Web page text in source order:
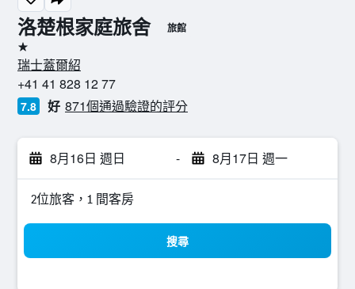
洛楚根家庭旅舍 旅館
1星級
瑞士蓋爾紹
+41 41 828 12 77
7.8 好 871個通過驗證的評分
8月16日 週日 - 8月17日 週一
2位旅客，1 間客房
搜尋